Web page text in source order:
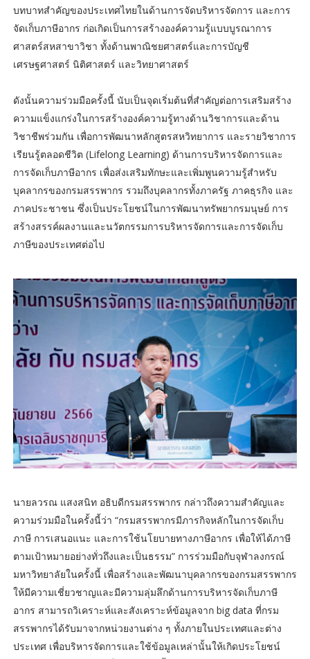
บทบาทสำคัญของประเทศไทยในด้านการจัดบริหารจัดการ และการ
จัดเก็บภาษีอากร ก่อเกิดเป็นการสร้างองค์ความรู้แบบบูรณาการ
ศาสตร์สหสาขาวิชา ทั้งด้านพาณิชยศาสตร์และการบัญชี
เศรษฐศาสตร์ นิติศาสตร์ และวิทยาศาสตร์
ดังนั้นความร่วมมือครั้งนี้ นับเป็นจุดเริ่มต้นที่สำคัญต่อการเสริมสร้าง
ความแข็งแกร่งในการสร้างองค์ความรู้ทางด้านวิชาการและด้าน
วิชาชีพร่วมกัน เพื่อการพัฒนาหลักสูตรสหวิทยาการ และรายวิชาการ
เรียนรู้ตลอดชีวิต (Lifelong Learning) ด้านการบริหารจัดการและ
การจัดเก็บภาษีอากร เพื่อส่งเสริมทักษะและเพิ่มพูนความรู้สำหรับ
บุคลากรของกรมสรรพากร รวมถึงบุคลากรทั้งภาครัฐ ภาคธุรกิจ และ
ภาคประชาชน ซึ่งเป็นประโยชน์ในการพัฒนาทรัพยากรมนุษย์ การ
สร้างสรรค์ผลงานและนวัตกรรมการบริหารจัดการและการจัดเก็บ
ภาษีของประเทศต่อไป
นายลวรณ แสงสนิท อธิบดีกรมสรรพากร กล่าวถึงความสำคัญและ
ความร่วมมือในครั้งนี้ว่า “กรมสรรพากรมีภารกิจหลักในการจัดเก็บ
ภาษี การเสนอแนะ และการใช้นโยบายทางภาษีอากร เพื่อให้ได้ภาษี
ตามเป้าหมายอย่างทั่วถึงและเป็นธรรม” การร่วมมือกับจุฬาลงกรณ์
มหาวิทยาลัยในครั้งนี้ เพื่อสร้างและพัฒนาบุคลากรของกรมสรรพากร
ให้มีความเชี่ยวชาญและมีความลุ่มลึกด้านการบริหารจัดเก็บภาษี
อากร สามารถวิเคราะห์และสังเคราะห์ข้อมูลจาก big data ที่กรม
สรรพากรได้รับมาจากหน่วยงานต่าง ๆ ทั้งภายในประเทศและต่าง
ประเทศ เพื่อบริหารจัดการและใช้ข้อมูลเหล่านั้นให้เกิดประโยชน์